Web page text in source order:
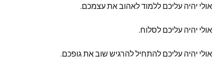
אולי יהיה עליכם ללמודלאהובאתעצמכם.
אולי יהיה עליכם לסלוח.
אולי יהיה עליכם להתחיללהרגיש שובאת גופכם.